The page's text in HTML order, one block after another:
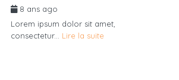
8 ans ago
Lorem ipsum dolor sit amet,
consectetur... Lire la suite